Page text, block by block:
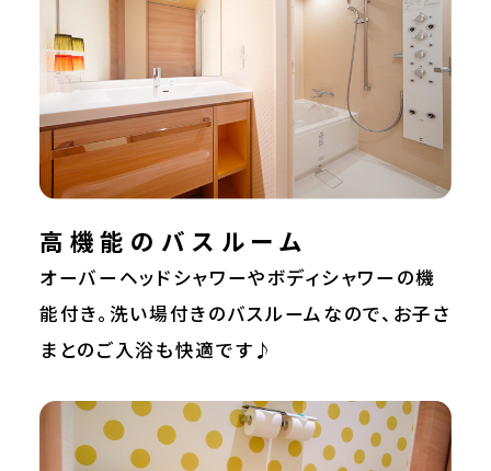
高機能のバスルーム
オーバーヘッドシャワーやボディシャワーの機
能付き。洗い場付きのバスルームなので、お子さ
まとのご入浴も快適です♪